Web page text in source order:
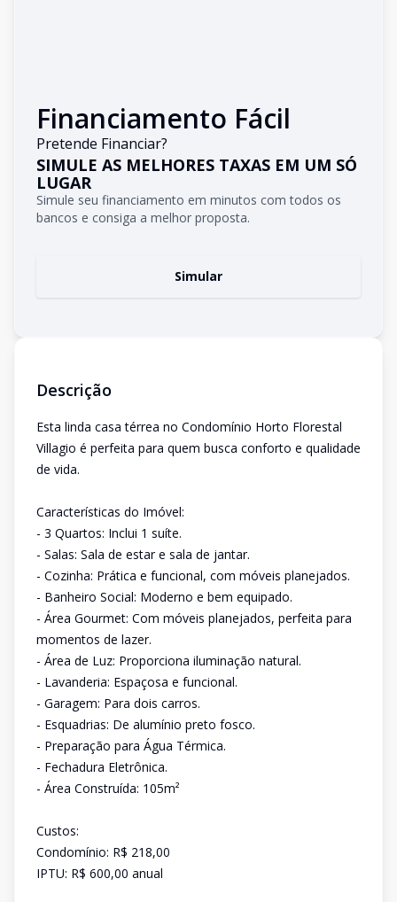
Financiamento Fácil
Pretende Financiar?
SIMULE AS MELHORES TAXAS EM UM SÓ
LUGAR
Simule seu financiamento em minutos com todos os
bancos e consiga a melhor proposta.
Simular
Descrição
Esta linda casa térrea no Condomínio Horto Florestal
Villagio é perfeita para quem busca conforto e qualidade
de vida.
Características do Imóvel:
- 3 Quartos: Inclui 1 suíte.
- Salas: Sala de estar e sala de jantar.
- Cozinha: Prática e funcional, com móveis planejados.
- Banheiro Social: Moderno e bem equipado.
- Área Gourmet: Com móveis planejados, perfeita para
momentos de lazer.
- Área de Luz: Proporciona iluminação natural.
- Lavanderia: Espaçosa e funcional.
- Garagem: Para dois carros.
- Esquadrias: De alumínio preto fosco.
- Preparação para Água Térmica.
- Fechadura Eletrônica.
- Área Construída: 105m²
Custos:
Condomínio: R$ 218,00
IPTU: R$ 600,00 anual